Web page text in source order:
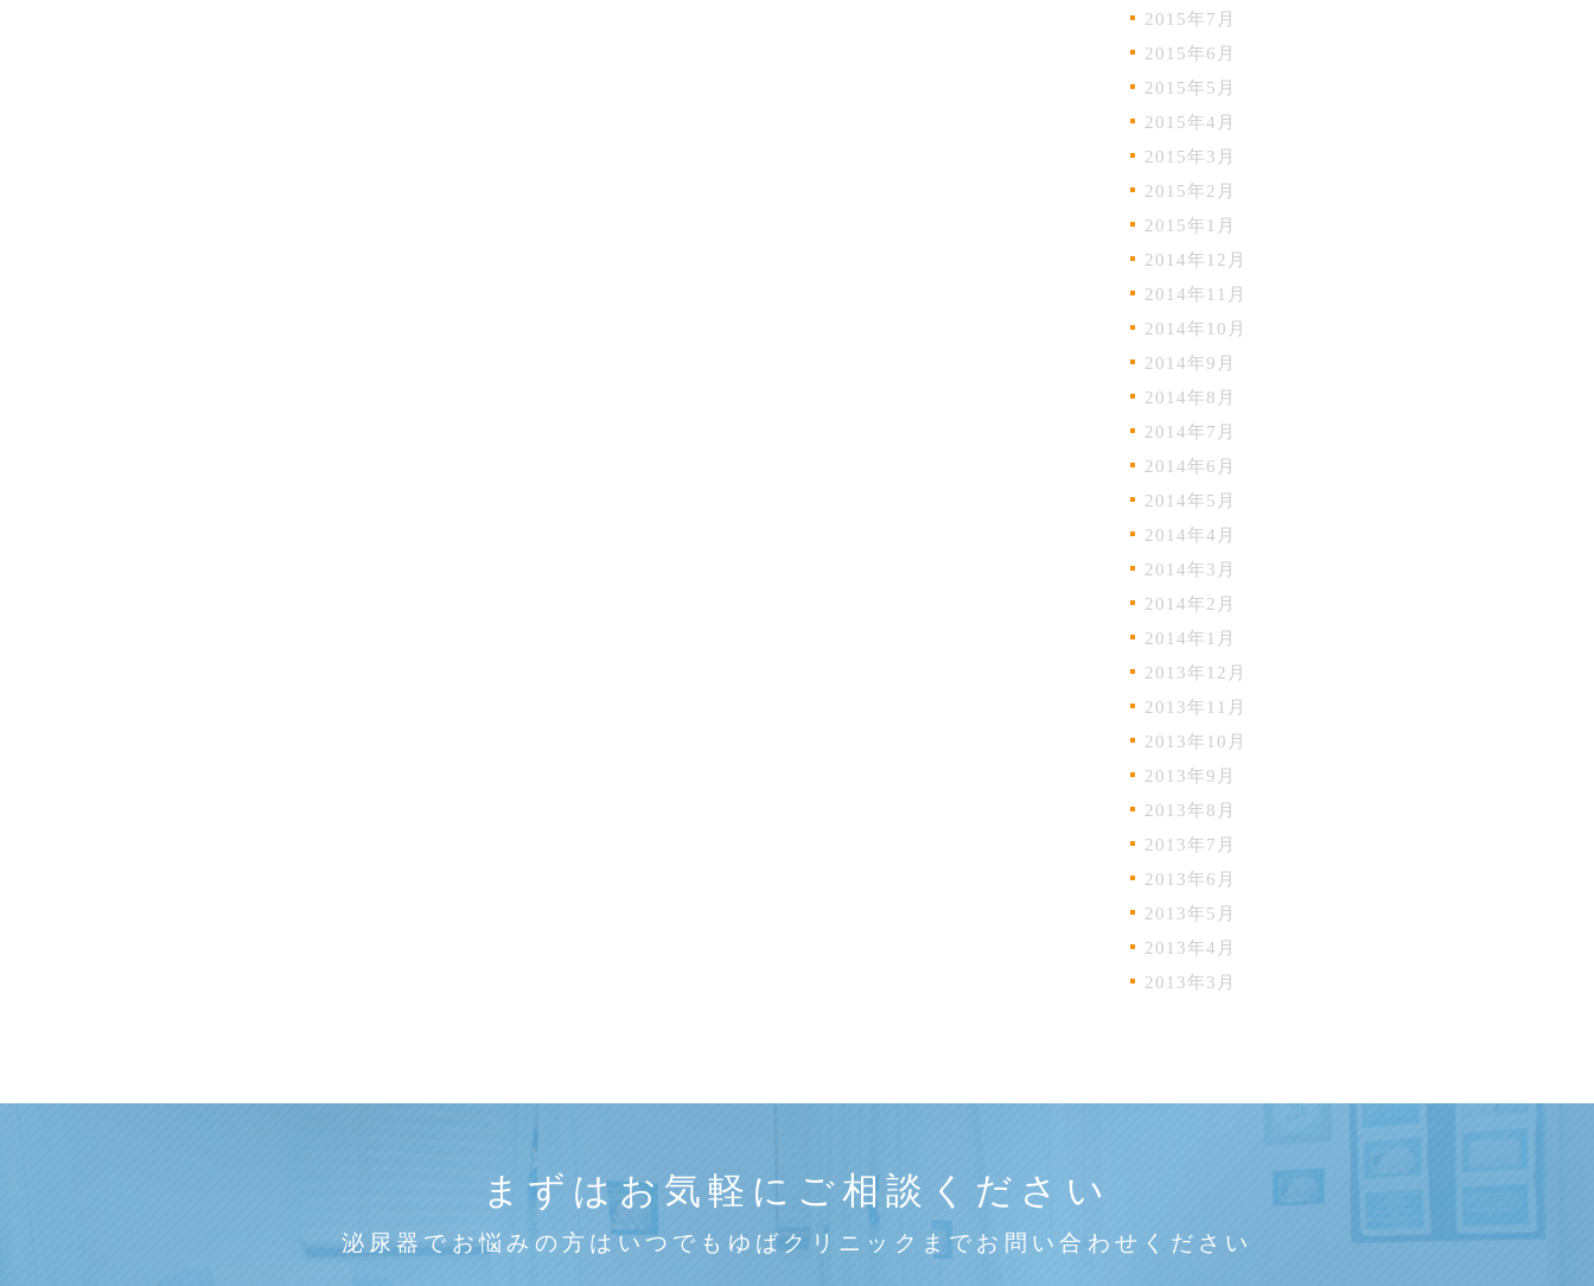
2015年7月
2015年6月
2015年5月
2015年4月
2015年3月
2015年2月
2015年1月
2014年12月
2014年11月
2014年10月
2014年9月
2014年8月
2014年7月
2014年6月
2014年5月
2014年4月
2014年3月
2014年2月
2014年1月
2013年12月
2013年11月
2013年10月
2013年9月
2013年8月
2013年7月
2013年6月
2013年5月
2013年4月
2013年3月
まずはお気軽にご相談ください
泌尿器でお悩みの方はいつでもゆばクリニックまでお問い合わせください